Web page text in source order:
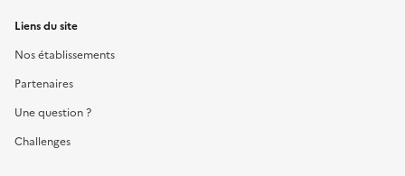
Liens du site
Nos établissements
Partenaires
Une question ?
Challenges